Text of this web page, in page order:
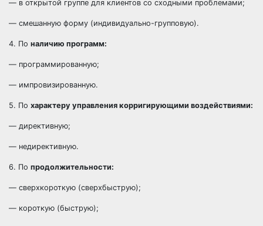
— в открытой группе для клиентов со сходными проблемами;
— смешанную форму (индивидуально-групповую).
4. По наличию программ:
— программированную;
— импровизированную.
5. По характеру управления корригирующими воздействиями:
— директивную;
— недирективную.
6. По продолжительности:
— сверхкороткую (сверхбыструю);
— короткую (быструю);